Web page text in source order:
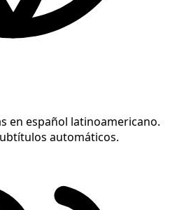
en español latinoamericano.
automáticos.